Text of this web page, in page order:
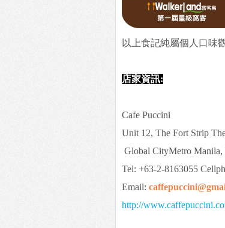
以上食記純屬個人口味
店家資訊:
Cafe Puccini
Unit 12, The Fort Strip
Global CityMetro Manila,
Tel: +63-2-8163055
Email:
http://